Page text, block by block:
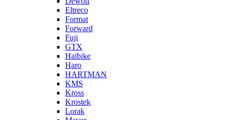
Eltreco
Format
Forward
Fuji
GTX
Haibike
Haro
HARTMAN
KMS
Kross
Krostek
Lorak